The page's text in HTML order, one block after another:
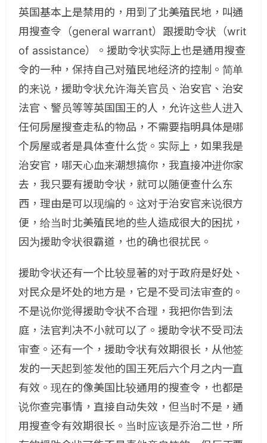
英国基本上是禁用的，用到了北美殖民地，叫通
用搜查令（general warrant）跟援助令状（writ
of assistance）。援助令状实际上也是通用搜查
令的一种，保持自己对殖民地经济的控制。简单
的来说，援助令状允许海关官员、治安官、治安
法官、警员等等英国国王的人，允许这些人进入
任何房屋搜查走私的物品，不需要指明具体是哪
个房屋或者是具体查什么货。实际上，如果我是
治安官，哪天心血来潮想搞你，我直接冲进你家
去，我只要有援助令状，就可以随便查什么东
西，理由是可以现编的。这对于治安官来说很方
便，给当时北美殖民地的些人造成很大的困扰，
因为援助令状很霸道，也的确也很扰民。
援助令状还有一个比较显著的对于政府是好处、
对民众是坏处的地方是，它是不受司法审查的。
不是说你觉得援助令状不合理，我把你告到法
庭，法官判决不小就可以了。援助令状不受司法
审查。还有一个，援助令状有效期很长，从他签
发的一天起到签发他的国王死后六个月之内一直
有效。现在的像美国比较通用的搜查令，也都是
说你查完事情，直接自动失效，但当时不是，通
用搜查令有效期很长。当时应该是乔治二世，所